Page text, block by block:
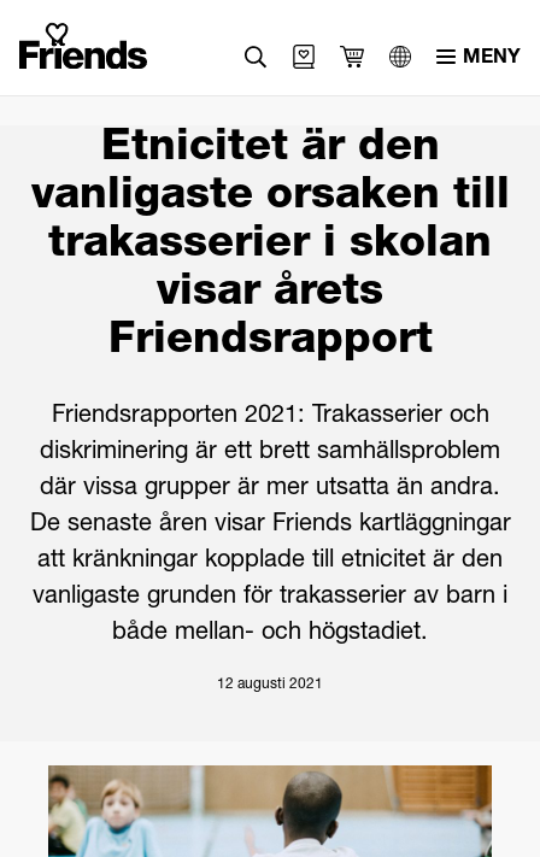
MENY
Etnicitet är den
vanligaste orsaken till
trakasserier i skolan
visar årets
Friendsrapport
Friendsrapporten 2021: Trakasserier och
diskriminering är ett brett samhällsproblem
där vissa grupper är mer utsatta än andra.
De senaste åren visar Friends kartläggningar
att kränkningar kopplade till etnicitet är den
vanligaste grunden för trakasserier av barn i
både mellan- och högstadiet.
12 augusti 2021